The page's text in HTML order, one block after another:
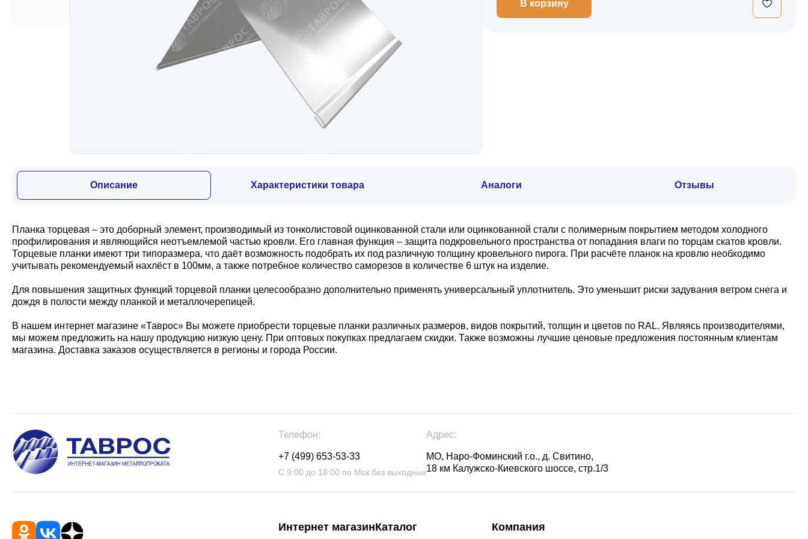
Профили для гипсокартона
Дача и сад
Другие товары
В корзину
Описание Характеристики товара Аналоги Отзывы
Планка торцевая – это доборный элемент, производимый из тонколистовой оцинкованной стали или оцинкованной стали с полимерным покрытием методом холодного
профилирования и являющийся неотъемлемой частью кровли. Его главная функция – защита подкровельного пространства от попадания влаги по торцам скатов кровли.
Торцевые планки имеют три типоразмера, что даёт возможность подобрать их под различную толщину кровельного пирога. При расчёте планок на кровлю необходимо
учитывать рекомендуемый нахлёст в 100мм, а также потребное количество саморезов в количестве 6 штук на изделие.
Для повышения защитных функций торцевой планки целесообразно дополнительно применять универсальный уплотнитель. Это уменьшит риски задувания ветром снега и
дождя в полости между планкой и металлочерепицей.
В нашем интернет магазине «Таврос» Вы можете приобрести торцевые планки различных размеров, видов покрытий, толщин и цветов по RAL. Являясь производителями,
мы можем предложить на нашу продукцию низкую цену. При оптовых покупках предлагаем скидки. Также возможны лучшие ценовые предложения постоянным клиентам
магазина. Доставка заказов осуществляется в регионы и города России.
Телефон:
+7 (499) 653-53-33
С 9:00 до 18:00 по Мск без выходных
Адрес:
МО, Наро-Фоминский г.о., д. Свитино,
18 км Калужско-Киевского шоссе, стр.1/3
Интернет магазинКаталог Компания